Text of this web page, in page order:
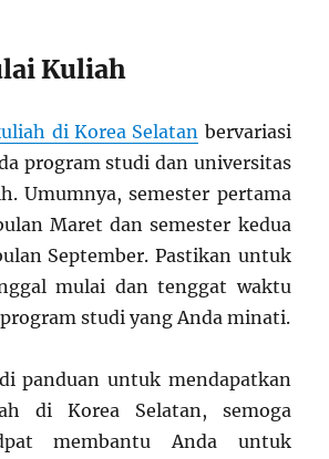
Kuliah
di Korea Selatan bervariasi
program studi dan universitas
Umumnya, semester pertama
Maret dan semester kedua
September. Pastikan untuk
mulai dan tenggat waktu
studi yang Anda minati.
panduan untuk mendapatkan
di Korea Selatan, semoga
membantu Anda untuk